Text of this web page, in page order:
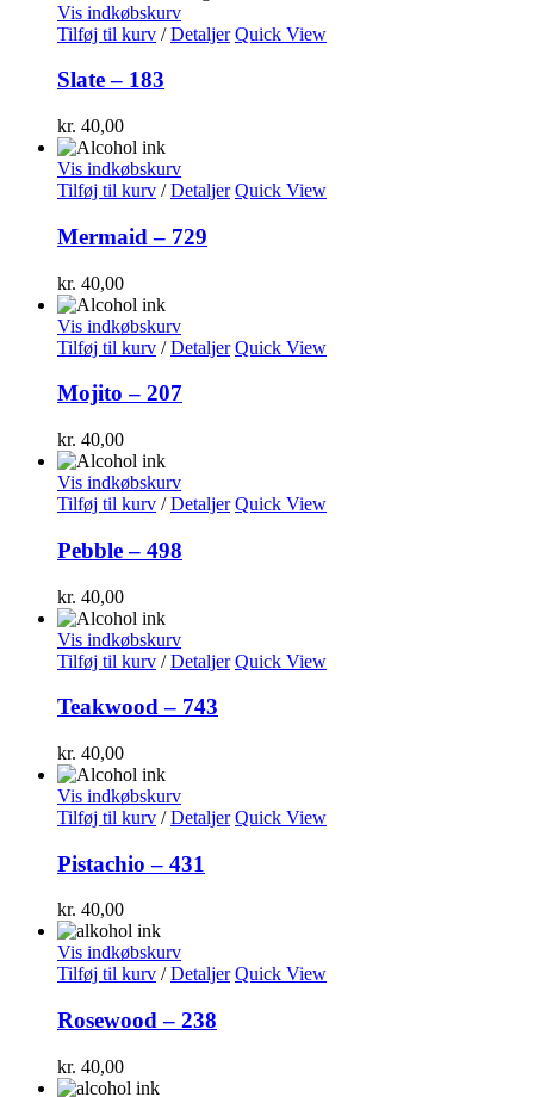
Vis indkøbskurv
Tilføj til kurv / Detaljer Quick View
Slate – 183
kr. 40,00
Vis indkøbskurv
Tilføj til kurv / Detaljer Quick View
Mermaid – 729
kr. 40,00
Vis indkøbskurv
Tilføj til kurv / Detaljer Quick View
Mojito – 207
kr. 40,00
Vis indkøbskurv
Tilføj til kurv / Detaljer Quick View
Pebble – 498
kr. 40,00
Vis indkøbskurv
Tilføj til kurv / Detaljer Quick View
Teakwood – 743
kr. 40,00
Vis indkøbskurv
Tilføj til kurv / Detaljer Quick View
Pistachio – 431
kr. 40,00
Vis indkøbskurv
Tilføj til kurv / Detaljer Quick View
Rosewood – 238
kr. 40,00